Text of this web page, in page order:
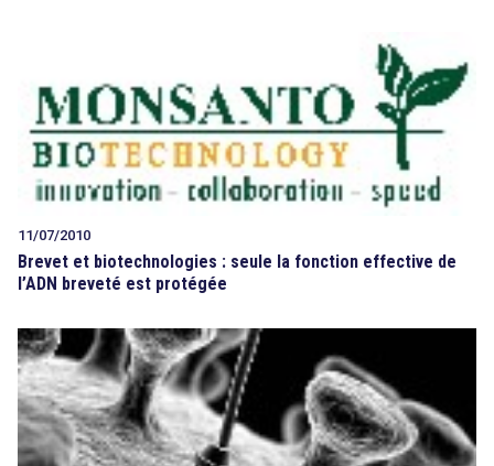
11/07/2010
Brevet et biotechnologies : seule la fonction effective de
l’ADN breveté est protégée